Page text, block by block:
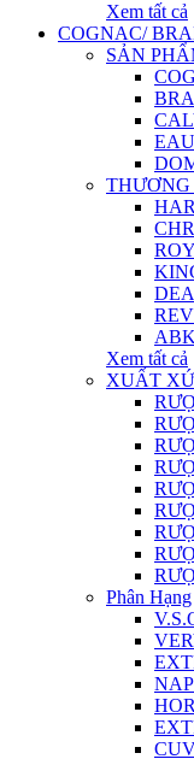
Xem tất cả
COGNAC/
SẢN
Xem tất cả
XUẤT XỨ
Phân Hạng